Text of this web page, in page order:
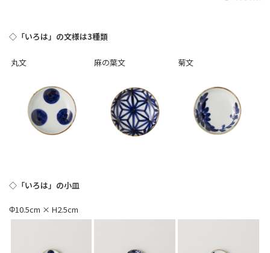
◇「いろは」の文様は3種類
丸文 麻の葉文 菊文
◇「いろは」の小皿
Φ10.5cm × H2.5cm